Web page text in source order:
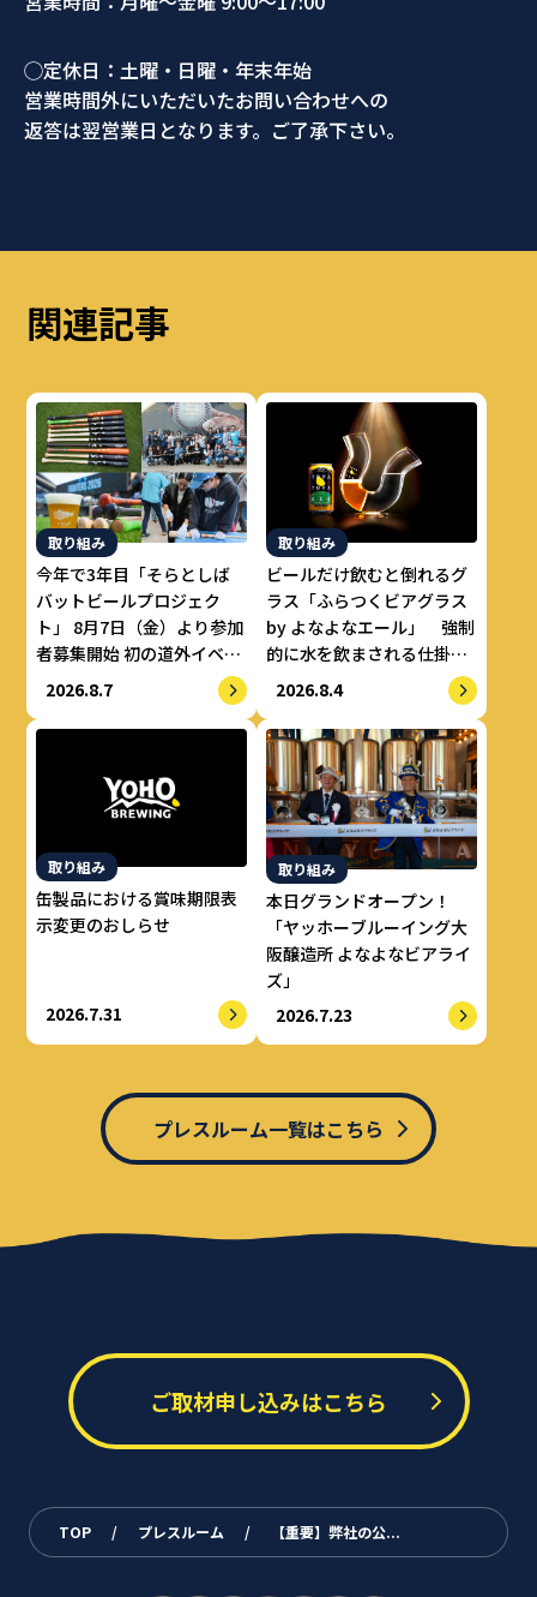
◯定休日：土曜・日曜・年末年始
営業時間外にいただいたお問い合わせへの
返答は翌営業日となります。ご了承下さい。
関連記事
取り組み
今年で3年目「そらとしば
バットビールプロジェク
ト」 8月7日（金）より参加
者募集開始 初の道外イベン
トも開催！
2026.8.7
取り組み
ビールだけ飲むと倒れるグ
ラス「ふらつくビアグラス
by よなよなエール」 強制
的に水を飲まされる仕掛け
で適正飲酒を実現
2026.8.4
取り組み
缶製品における賞味期限表
示変更のおしらせ
2026.7.31
取り組み
本日グランドオープン！
「ヤッホーブルーイング大
阪醸造所 よなよなビアライ
ズ」
2026.7.23
プレスルーム一覧はこちら
ご取材申し込みはこちら
TOP / プレスルーム / 【重要】弊社の公...